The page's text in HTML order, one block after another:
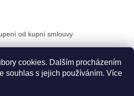
cookies. Dalším procházením
souhlas s jejich používáním. Více
od kupní smlouvy